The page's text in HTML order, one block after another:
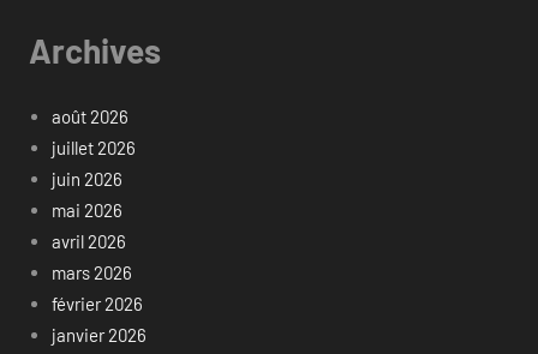
Archives
août 2026
juillet 2026
juin 2026
mai 2026
avril 2026
mars 2026
février 2026
janvier 2026